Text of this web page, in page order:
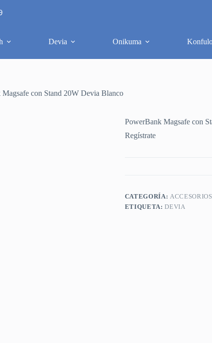
Devia Onikuma
con Stand 20W Devia Blanco
PowerBank Magsafe con
Regístrate
CATEGORÍA:
ETIQUETA:DEVIA